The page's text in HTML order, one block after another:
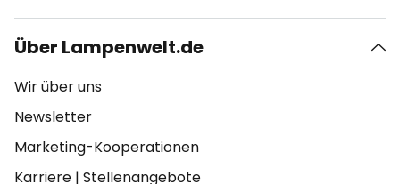
Über Lampenwelt.de
Wir über uns
Newsletter
Marketing-Kooperationen
Karriere | Stellenangebote